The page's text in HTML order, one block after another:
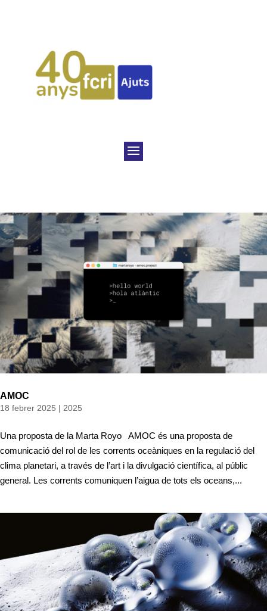
AMOC
18 febrer 2025 | 2025
Una proposta de la Marta Royo AMOC és una proposta de
comunicació del rol de les corrents oceàniques en la regulació del
clima planetari, a través de l’art i la divulgació científica, al públic
general. Les corrents comuniquen l’aigua de tots els oceans,...